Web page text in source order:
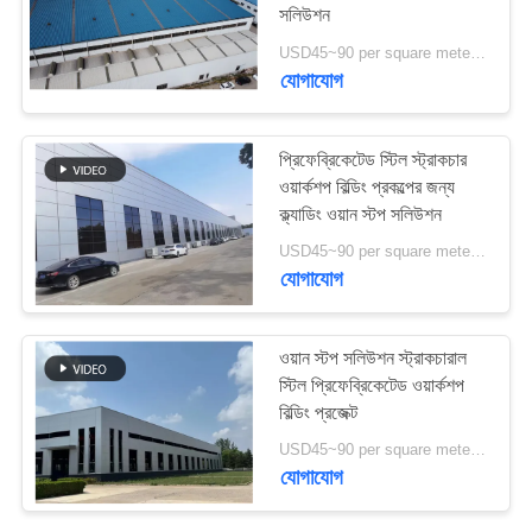
মামলা
সাইট
ম্যাপ
গোপনীয়তা
নীতি
ইস্পাত ফ্যাব্রিকেশন সেবা
কাঠামোগত ইস্পাত
Beams
12
সলিউশন
USD45~90 per square meter MOQ:1000 বর্গ মিটার
যোগাযোগ
প্রিফেব্রিকেটেড স্টিল স্ট্রাকচার
ওয়ার্কশপ বিল্ডিং প্রকল্পের জন্য
ক্ল্যাডিং ওয়ান স্টপ সলিউশন
USD45~90 per square meter MOQ:1000 বর্গ মিটার
যোগাযোগ
ওয়ান স্টপ সলিউশন স্ট্রাকচারাল
স্টিল প্রিফেব্রিকেটেড ওয়ার্কশপ
বিল্ডিং প্রজেক্ট
USD45~90 per square meter MOQ:1000 বর্গ মিটার
যোগাযোগ